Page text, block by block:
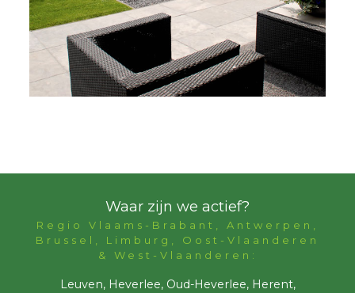
Waar zijn we actief?
Regio Vlaams-Brabant, Antwerpen,
Brussel, Limburg, Oost-Vlaanderen
& West-Vlaanderen:
Leuven, Heverlee, Oud-Heverlee, Herent,